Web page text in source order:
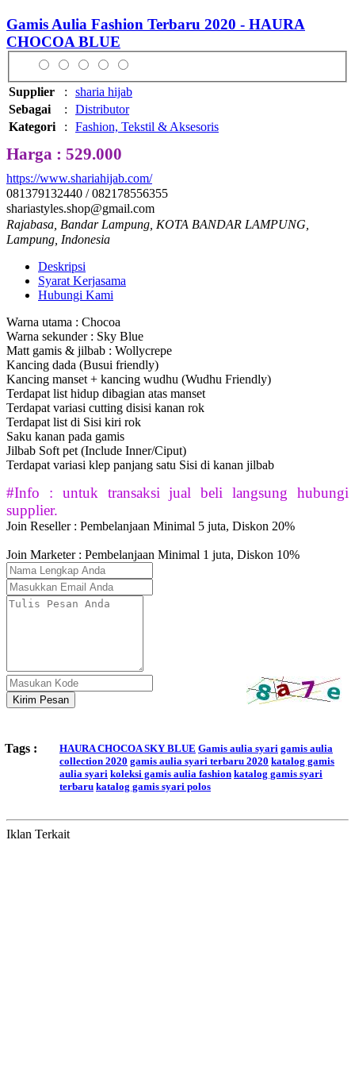
Gamis Aulia Fashion Terbaru 2020 - HAURA
CHOCOA BLUE
Supplier :
sharia hijab
Sebagai
:
Distributor
Kategori
: Fashion, Tekstil & Aksesoris
Harga : 529.000
https://www.shariahijab.com/
081379132440 / 082178556355
shariastyles.shop@gmail.com
Rajabasa, Bandar Lampung, KOTA BANDAR LAMPUNG,
Lampung, Indonesia
Deskripsi
Syarat Kerjasama
Hubungi Kami
Warna utama : Chocoa
Warna sekunder : Sky Blue
Matt gamis & jilbab : Wollycrepe
Kancing dada (Busui friendly)
Kancing manset + kancing wudhu (Wudhu Friendly)
Terdapat list hidup dibagian atas manset
Terdapat variasi cutting disisi kanan rok
Terdapat list di Sisi kiri rok
Saku kanan pada gamis
Jilbab Soft pet (Include Inner/Ciput)
Terdapat variasi klep panjang satu Sisi di kanan jilbab
#Info : untuk transaksi jual beli langsung hubungi
supplier.
Join Reseller : Pembelanjaan Minimal 5 juta, Diskon 20%
Join Marketer : Pembelanjaan Minimal 1 juta, Diskon 10%
Kirim Pesan
Tags : HAURA CHOCOA SKY BLUE Gamis aulia syari gamis aulia
collection 2020 gamis aulia syari terbaru 2020 katalog gamis
aulia syari koleksi gamis aulia fashion katalog gamis syari
terbaru katalog gamis syari polos
Iklan Terkait